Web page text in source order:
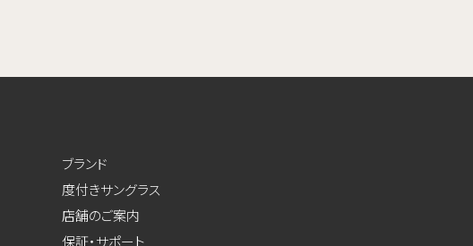
ブランド
度付きサングラス
店舗のご案内
保証・サポート